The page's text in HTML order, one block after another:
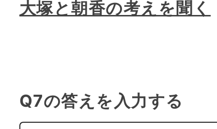
大塚と朝香の考えを聞く
Q7の答えを入力する